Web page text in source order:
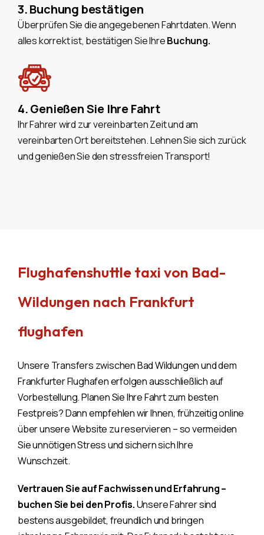
3. Buchung bestätigen
Überprüfen Sie die angegebenen Fahrtdaten. Wenn
alles korrekt ist, bestätigen Sie IhreBuchung.
4. Genießen Sie Ihre Fahrt
Ihr Fahrer wird zur vereinbarten Zeit und am
vereinbarten Ort bereitstehen. Lehnen Sie sich zurück
und genießen Sie den stressfreien Transport!
Flughafenshuttle taxi von Bad-
Wildungen nach Frankfurt
flughafen
Unsere Transfers zwischen Bad Wildungen und dem
Frankfurter Flughafen erfolgen ausschließlich auf
Vorbestellung. Planen Sie Ihre Fahrt zum besten
Festpreis? Dann empfehlen wir Ihnen, frühzeitig online
über unsere Website zu reservieren – so vermeiden
Sie unnötigen Stress und sichern sich Ihre
Wunschzeit.
Vertrauen Sie auf Fachwissen und Erfahrung –
buchen Sie bei den Profis.Unsere Fahrer sind
bestens ausgebildet, freundlich und bringen